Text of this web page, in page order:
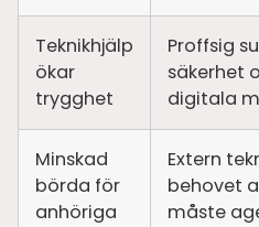
Teknikhjälp
ökar
trygghet
Proffsig
säkerhet
digitala
Minskad
börda för
anhöriga
Extern
behovet
måste